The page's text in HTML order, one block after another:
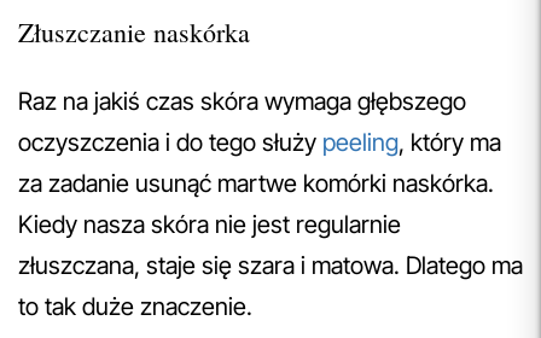
Złuszczanie naskórka
Raz na jakiś czas skóra wymaga głębszego
oczyszczenia i do tego służy peeling, który ma
za zadanie usunąć martwe komórki naskórka.
Kiedy nasza skóra nie jest regularnie
złuszczana, staje się szara i matowa. Dlatego ma
to tak duże znaczenie.